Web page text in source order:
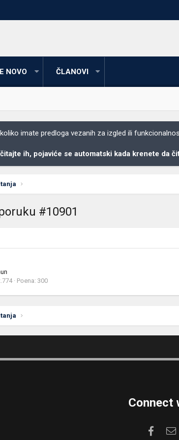
NOVO ČLANOVI
imate predloga vezanih za izgled ili
ih, pojaviće se automatski kada krenete da
#10901
Poena 300
Connect